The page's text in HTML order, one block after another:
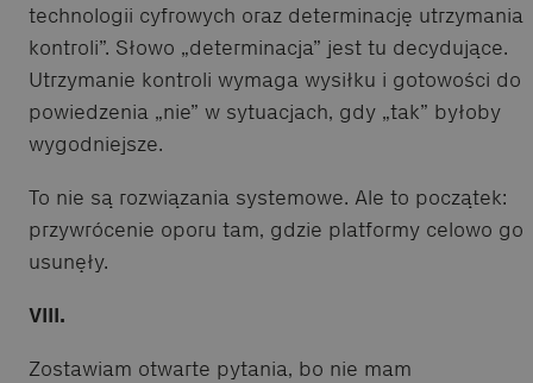
technologii cyfrowych oraz determinację utrzymania
kontroli”. Słowo „determinacja” jest tu decydujące.
Utrzymanie kontroli wymaga wysiłku i gotowości do
powiedzenia „nie” w sytuacjach, gdy „tak” byłoby
wygodniejsze.
To nie są rozwiązania systemowe. Ale to początek:
przywrócenie oporu tam, gdzie platformy celowo go
usunęły.
VIII.
Zostawiam otwarte pytania, bo nie mam